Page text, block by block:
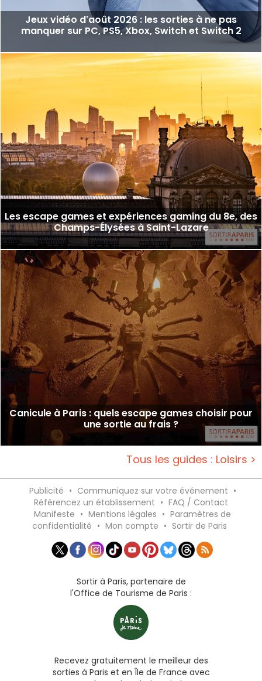
Jeux vidéo d'août 2026 : les sorties à ne pas
manquer sur PC, PS5, Xbox, Switch et Switch 2
Les escape games et expériences gaming du 8e, des
Champs-Élysées à Saint-Lazare
Canicule à Paris : quels escape games choisir pour
une sortie au frais ?
Tous les guides : Loisirs >
Publicité • Communiquez sur votre événement •
Référencez un établissement • FAQ / Contact
Manifeste • Mentions légales • Paramètres de
confidentialité • Mon compte • Sortir de Paris
Sortir à Paris, partenaire de
l'Office de Tourisme de Paris :
Recevez gratuitement le meilleur des
sorties à Paris et en Île de France avec